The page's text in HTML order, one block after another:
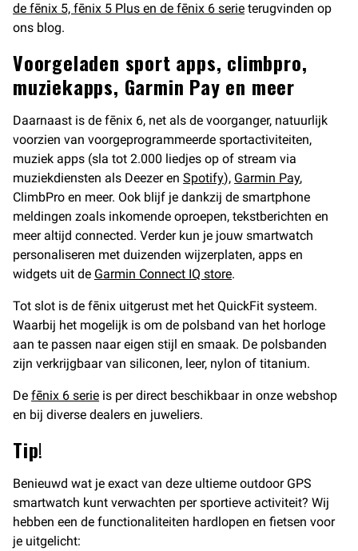
de fēnix 5, fēnix 5 Plus en de fēnix 6 serie terugvinden op
ons blog.
Voorgeladen sport apps, climbpro,
muziekapps, Garmin Pay en meer
Daarnaast is de fēnix 6, net als de voorganger, natuurlijk
voorzien van voorgeprogrammeerde sportactiviteiten,
muziek apps (sla tot 2.000 liedjes op of stream via
muziekdiensten als Deezer en Spotify), Garmin Pay,
ClimbPro en meer. Ook blijf je dankzij de smartphone
meldingen zoals inkomende oproepen, tekstberichten en
meer altijd connected. Verder kun je jouw smartwatch
personaliseren met duizenden wijzerplaten, apps en
widgets uit de Garmin Connect IQ store.
Tot slot is de fēnix uitgerust met het QuickFit systeem.
Waarbij het mogelijk is om de polsband van het horloge
aan te passen naar eigen stijl en smaak. De polsbanden
zijn verkrijgbaar van siliconen, leer, nylon of titanium.
De fēnix 6 serie is per direct beschikbaar in onze webshop
en bij diverse dealers en juweliers.
Tip!
Benieuwd wat je exact van deze ultieme outdoor GPS
smartwatch kunt verwachten per sportieve activiteit? Wij
hebben een de functionaliteiten hardlopen en fietsen voor
je uitgelicht: